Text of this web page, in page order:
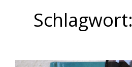
Schlagwort: